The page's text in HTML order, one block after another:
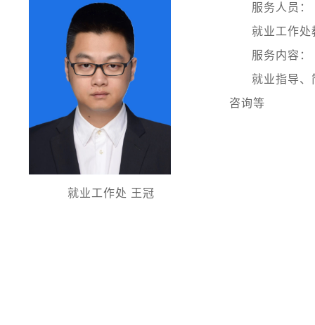
就业工作处 王冠
服务人员：
就业工作处
服务内容：
就业指导
咨询等